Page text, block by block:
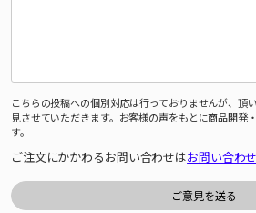
こちらの投稿への個別対応は行っておりませんが、頂
見させていただきます。お客様の声をもとに商品開発
す。
ご注文にかかわるお問い合わせはお問い合わ